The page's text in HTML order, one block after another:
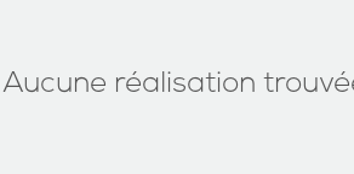
Aucune réalisation